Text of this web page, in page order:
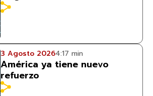
3 Agosto 20264:17 min
América ya tiene nuevo
refuerzo